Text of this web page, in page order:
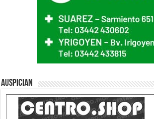
Auspician